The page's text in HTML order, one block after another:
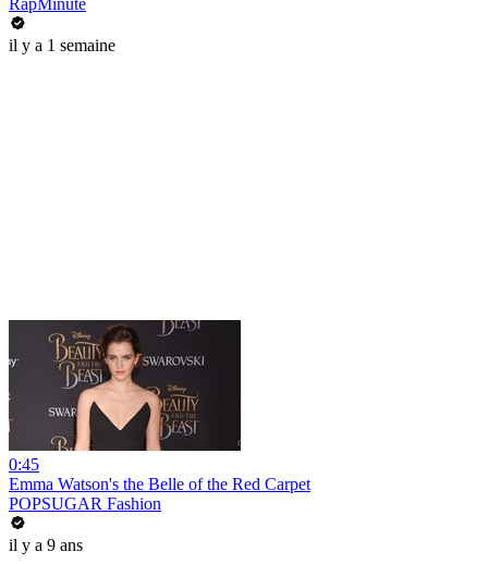
RapMinute
il y a 1 semaine
0:45
Emma Watson's the Belle of the Red Carpet
POPSUGAR Fashion
il y a 9 ans